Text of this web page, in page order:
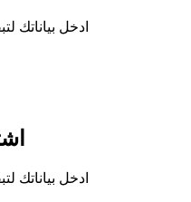
ادخل بياناتك
ادخل بياناتك